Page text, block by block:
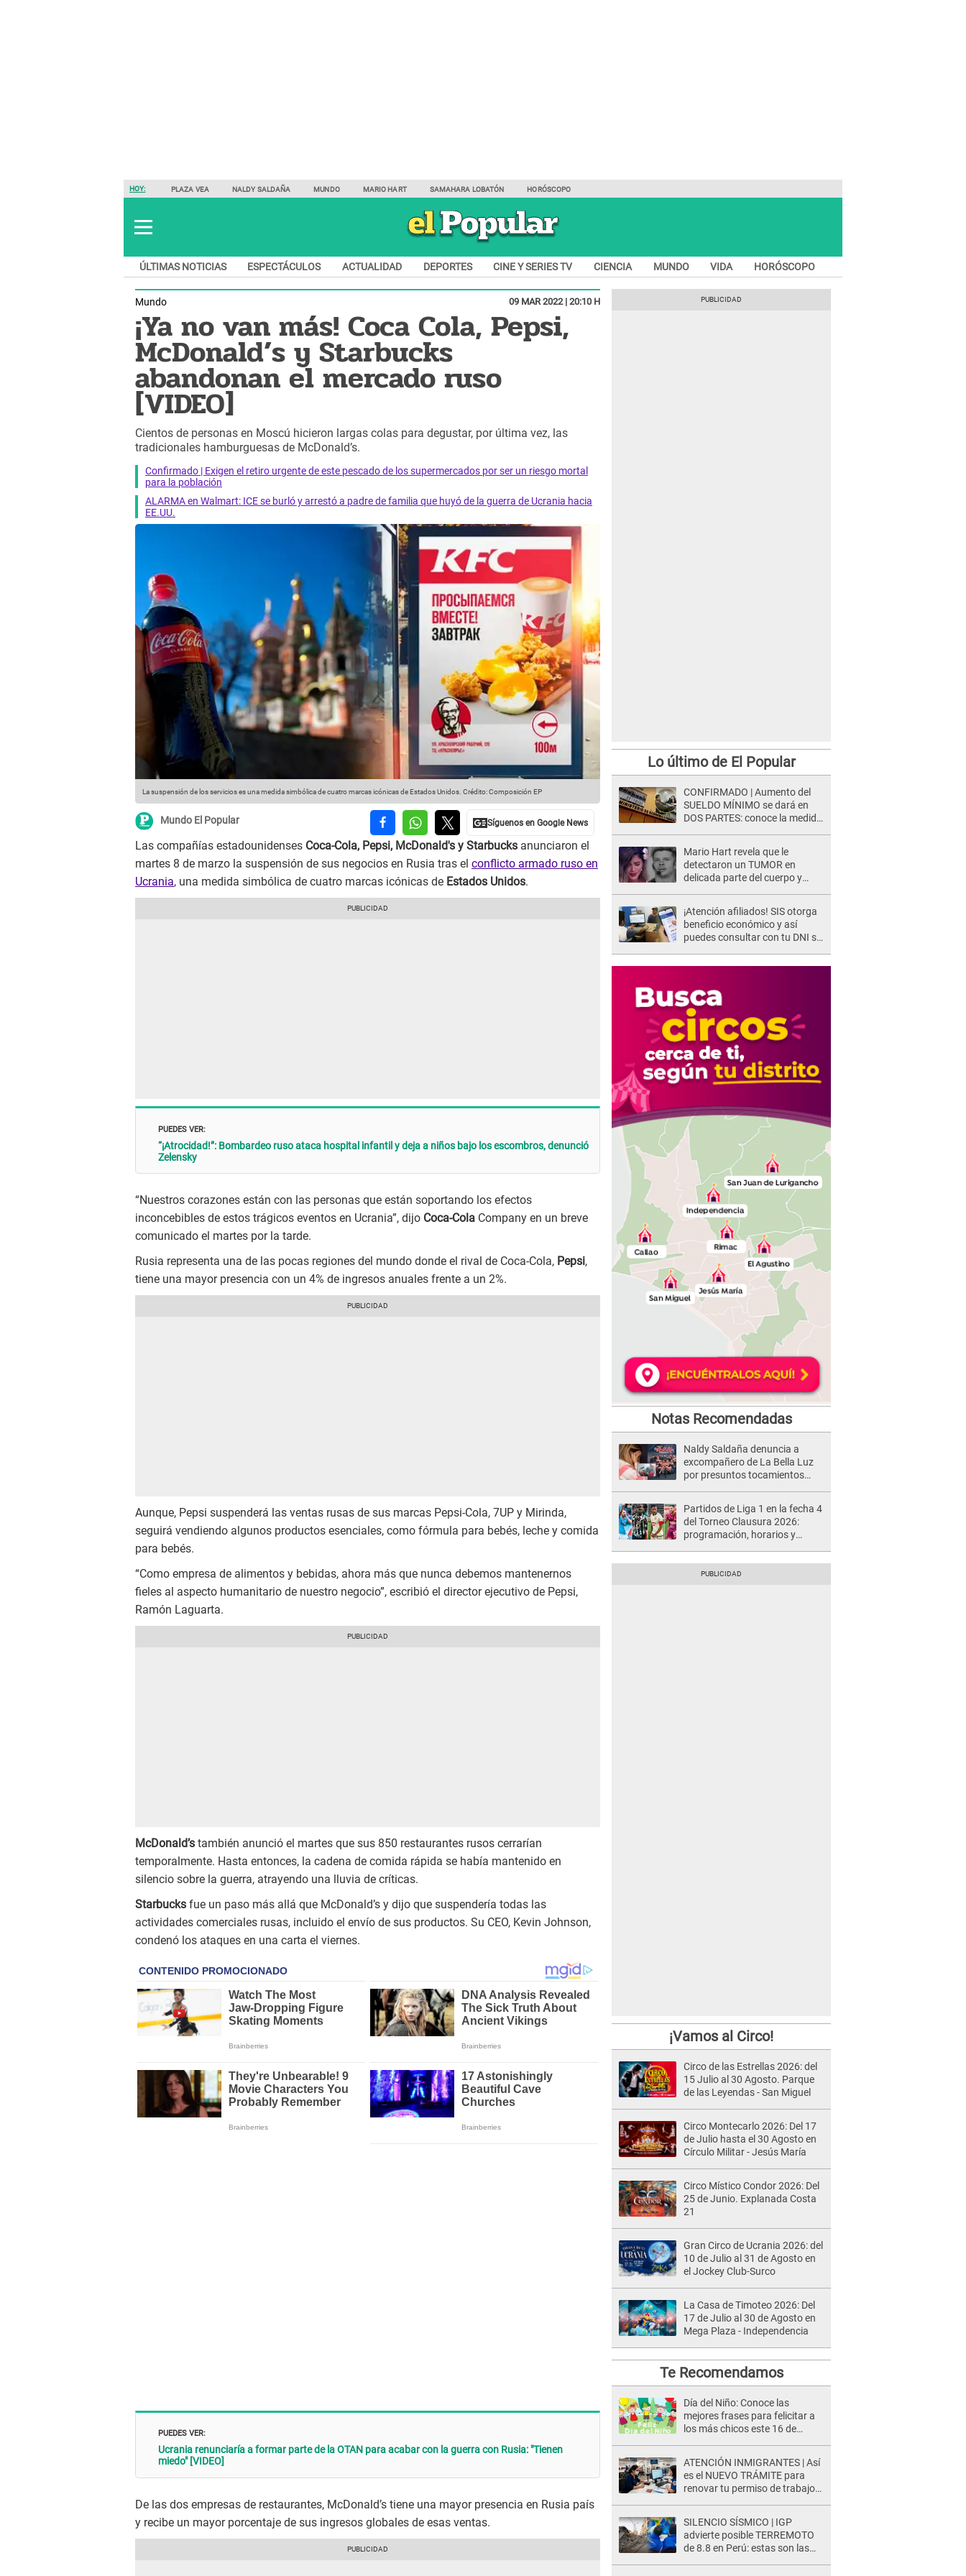
HOY: PLAZA VEA NALDY SALDAÑA MUNDO MARIO HART SAMAHARA LOBATÓN HORÓSCOPO
ÚLTIMAS NOTICIAS ESPECTÁCULOS ACTUALIDAD DEPORTES CINE Y SERIES TV CIENCIA MUNDO VIDA HORÓSCOPO
Mundo 09 MAR 2022 | 20:10 H
¡Ya no van más! Coca Cola, Pepsi,
McDonald’s y Starbucks
abandonan el mercado ruso
[VIDEO]
Cientos de personas en Moscú hicieron largas colas para degustar, por última vez, las
tradicionales hamburguesas de McDonald’s.
Confirmado | Exigen el retiro urgente de este pescado de los supermercados por ser un riesgo mortal
para la población
ALARMA en Walmart: ICE se burló y arrestó a padre de familia que huyó de la guerra de Ucrania hacia
EE.UU.
La suspensión de los servicios es una medida simbólica de cuatro marcas icónicas de Estados Unidos. Crédito: Composición EP
Mundo El Popular
Las compañías estadounidenses Coca-Cola, Pepsi, McDonald's y Starbucks anunciaron el
martes 8 de marzo la suspensión de sus negocios en Rusia tras el conflicto armado ruso en
Ucrania, una medida simbólica de cuatro marcas icónicas de Estados Unidos.
PUEDES VER:
“¡Atrocidad!”: Bombardeo ruso ataca hospital infantil y deja a niños bajo los escombros, denunció
Zelensky
“Nuestros corazones están con las personas que están soportando los efectos
inconcebibles de estos trágicos eventos en Ucrania”, dijo Coca-Cola Company en un breve
comunicado el martes por la tarde.
Rusia representa una de las pocas regiones del mundo donde el rival de Coca-Cola, Pepsi,
tiene una mayor presencia con un 4% de ingresos anuales frente a un 2%.
Aunque, Pepsi suspenderá las ventas rusas de sus marcas Pepsi-Cola, 7UP y Mirinda,
seguirá vendiendo algunos productos esenciales, como fórmula para bebés, leche y comida
para bebés.
“Como empresa de alimentos y bebidas, ahora más que nunca debemos mantenernos
fieles al aspecto humanitario de nuestro negocio”, escribió el director ejecutivo de Pepsi,
Ramón Laguarta.
McDonald’s también anunció el martes que sus 850 restaurantes rusos cerrarían
temporalmente. Hasta entonces, la cadena de comida rápida se había mantenido en
silencio sobre la guerra, atrayendo una lluvia de críticas.
Starbucks fue un paso más allá que McDonald’s y dijo que suspendería todas las
actividades comerciales rusas, incluido el envío de sus productos. Su CEO, Kevin Johnson,
condenó los ataques en una carta el viernes.
PUEDES VER:
Ucrania renunciaría a formar parte de la OTAN para acabar con la guerra con Rusia: "Tienen
miedo" [VIDEO]
De las dos empresas de restaurantes, McDonald’s tiene una mayor presencia en Rusia país
y recibe un mayor porcentaje de sus ingresos globales de esas ventas.
Lo último de El Popular
CONFIRMADO | Aumento del
SUELDO MÍNIMO se dará en
DOS PARTES: conoce la medida
Mario Hart revela que le
detectaron un TUMOR en
delicada parte del cuerpo y
¡Atención afiliados! SIS otorga
beneficio económico y así
puedes consultar con tu DNI si
Notas Recomendadas
Naldy Saldaña denuncia a
excompañero de La Bella Luz
por presuntos tocamientos
Partidos de Liga 1 en la fecha 4
del Torneo Clausura 2026:
programación, horarios y
¡Vamos al Circo!
Circo de las Estrellas 2026: del
15 Julio al 30 Agosto. Parque
de las Leyendas - San Miguel
Circo Montecarlo 2026: Del 17
de Julio hasta el 30 Agosto en
Círculo Militar - Jesús María
Circo Místico Condor 2026: Del
25 de Junio. Explanada Costa
21
Gran Circo de Ucrania 2026: del
10 de Julio al 31 de Agosto en
el Jockey Club-Surco
La Casa de Timoteo 2026: Del
17 de Julio al 30 de Agosto en
Mega Plaza - Independencia
Te Recomendamos
Día del Niño: Conoce las
mejores frases para felicitar a
los más chicos este 16 de
ATENCIÓN INMIGRANTES | Así
es el NUEVO TRÁMITE para
renovar tu permiso de trabajo
SILENCIO SÍSMICO | IGP
advierte posible TERREMOTO
de 8.8 en Perú: estas son las